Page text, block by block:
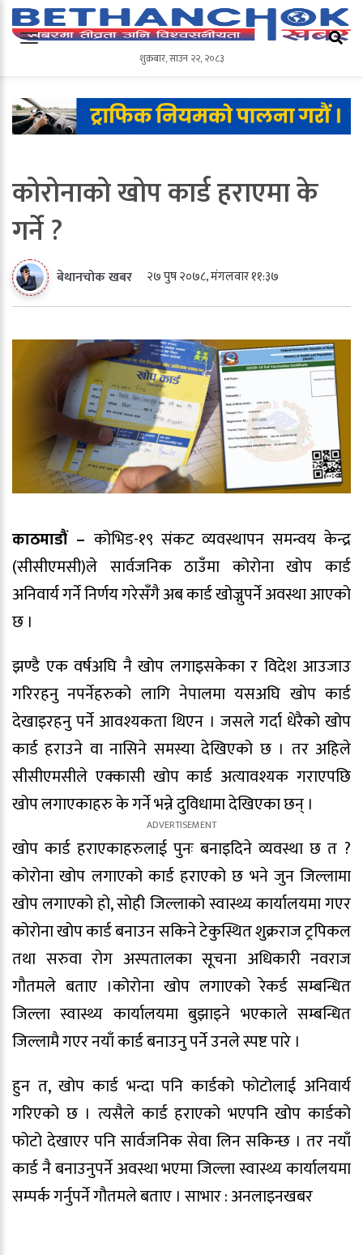
शुक्रबार,साउन २२,२०८३
शुक्रबार,साउन २२, २०८३
कोरोनाको खोप कार्ड हराएमा के
गर्ने ?
बेथानचोक खबर २७ पुष २०७८, मंगलवार ११:३७
काठमाडौं – कोभिड-१९ संकट व्यवस्थापन समन्वय केन्द्र
(सीसीएमसी)ले सार्वजनिक ठाउँमा कोरोना खोप कार्ड
अनिवार्य गर्ने निर्णय गरेसँगै अब कार्ड खोज्नुपर्ने अवस्था आएको
छ ।
झण्डै एक वर्षअघि नै खोप लगाइसकेका र विदेश आउजाउ
गरिरहनु नपर्नेहरुको लागि नेपालमा यसअघि खोप कार्ड
देखाइरहनु पर्ने आवश्यकता थिएन । जसले गर्दा धेरैको खोप
कार्ड हराउने वा नासिने समस्या देखिएको छ । तर अहिले
सीसीएमसीले एक्कासी खोप कार्ड अत्यावश्यक गराएपछि
खोप लगाएकाहरु के गर्ने भन्ने दुविधामा देखिएका छन् ।
खोप कार्ड हराएकाहरुलाई पुनः बनाइदिने व्यवस्था छ त ?
कोरोना खोप लगाएको कार्ड हराएको छ भने जुन जिल्लामा
खोप लगाएको हो, सोही जिल्लाको स्वास्थ्य कार्यालयमा गएर
कोरोना खोप कार्ड बनाउन सकिने टेकुस्थित शुक्रराज ट्रपिकल
तथा सरुवा रोग अस्पतालका सूचना अधिकारी नवराज
गौतमले बताए ।कोरोना खोप लगाएको रेकर्ड सम्बन्धित
जिल्ला स्वास्थ्य कार्यालयमा बुझाइने भएकाले सम्बन्धित
जिल्लामै गएर नयाँ कार्ड बनाउनु पर्ने उनले स्पष्ट पारे ।
हुन त, खोप कार्ड भन्दा पनि कार्डको फोटोलाई अनिवार्य
गरिएको छ । त्यसैले कार्ड हराएको भएपनि खोप कार्डको
फोटो देखाएर पनि सार्वजनिक सेवा लिन सकिन्छ । तर नयाँ
कार्ड नै बनाउनुपर्ने अवस्था भएमा जिल्ला स्वास्थ्य कार्यालयमा
सम्पर्क गर्नुपर्ने गौतमले बताए । साभार : अनलाइनखबर